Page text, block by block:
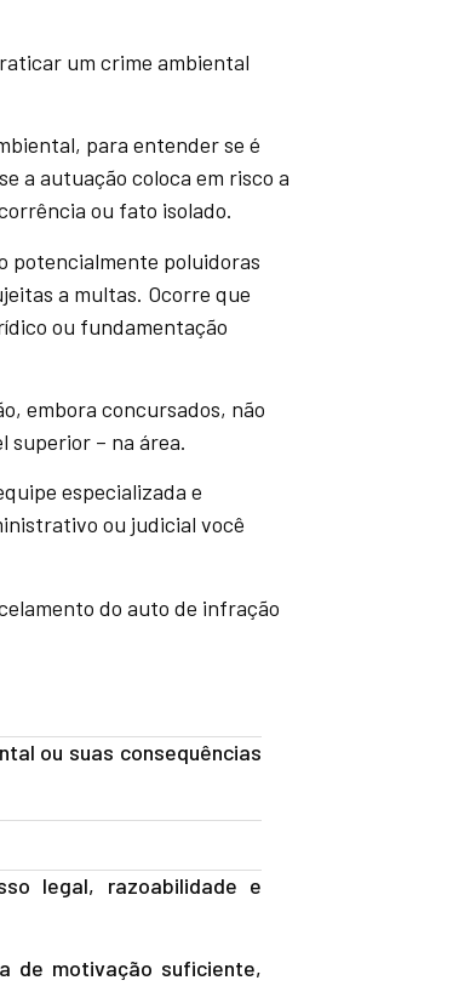
um crime ambiental
para entender se é
a autuação coloca em risco a
ou fato isolado.
potencialmente poluidoras
a multas. Ocorre que
ou fundamentação
embora concursados, não
superior – na área.
especializada e
ou judicial você
do auto de infração
ou suas consequências
legal, razoabilidade e
de motivação suficiente,